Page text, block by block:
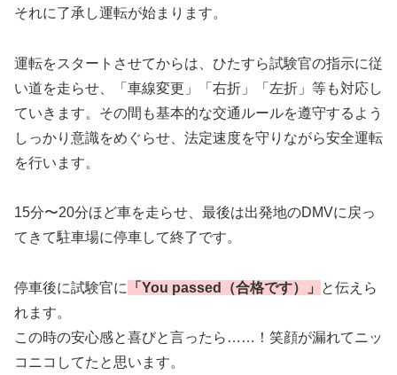
それに了承し運転が始まります。
運転をスタートさせてからは、ひたすら試験官の指示に従
い道を走らせ、「車線変更」「右折」「左折」等も対応し
ていきます。その間も基本的な交通ルールを遵守するよう
しっかり意識をめぐらせ、法定速度を守りながら安全運転
を行います。
15分〜20分ほど車を走らせ、最後は出発地のDMVに戻っ
てきて駐車場に停車して終了です。
停車後に試験官に 「You passed（合格です）」
と伝えら
れます。
この時の安心感と喜びと言ったら……！笑顔が漏れてニッ
コニコしてたと思います。